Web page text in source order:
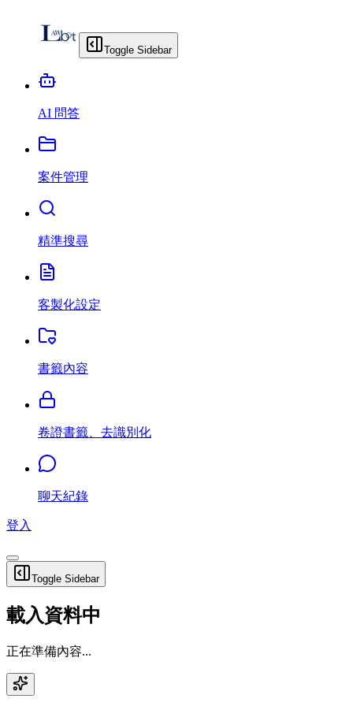
Toggle Sidebar
AI 問答
案件管理
精準搜尋
客製化設定
書籤內容
卷證書籤、去識別化
聊天紀錄
登入
Toggle Sidebar
載入資料中
正在準備內容...